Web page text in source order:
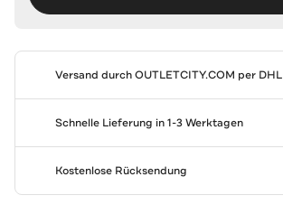
Versand durchOUTLETCITY.COM per DHL
Schnelle Lieferung in 1-3 Werktagen
Kostenlose Rücksendung